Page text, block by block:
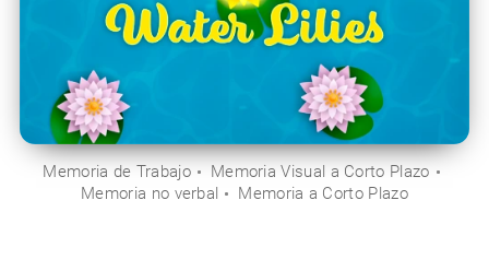
Memoria de Trabajo
Memoria Visual a Corto Plazo
Memoria no verbal
Memoria a Corto Plazo